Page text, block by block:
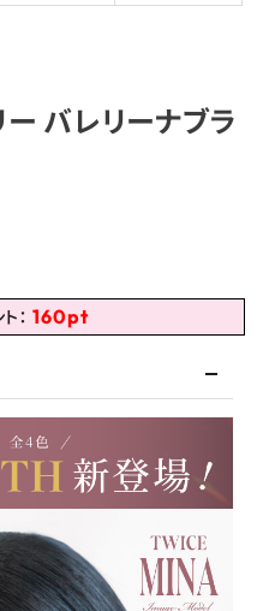
バレリーナブラ
： 160pt